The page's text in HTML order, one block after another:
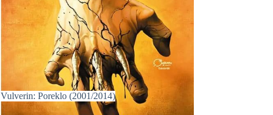
Vulverin: Poreklo (2001/2014)